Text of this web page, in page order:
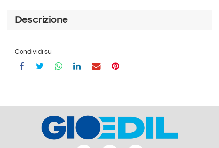
Descrizione
Condividi su